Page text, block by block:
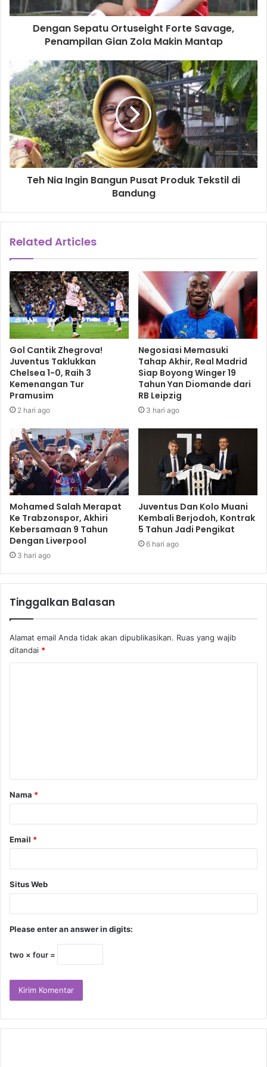
“Masih ada sejumlah opsi lain? Siapa? Setel tv Anda nanti
pada pertandingan.”
Liverpool mengoleksi 13 poin sejauh ini dan duduk di
posisi kedua klasemen sementara Premiership.
fabinho Juergen Klopp van dijk
xavier mascherano
Dengan Sepatu Ortuseight Forte Savage,
Penampilan Gian Zola Makin Mantap
Teh Nia Ingin Bangun Pusat Produk Tekstil di
Bandung
Related Articles
Gol Cantik Zhegrova!
Juventus Taklukkan
Chelsea 1-0, Raih 3
Kemenangan Tur
Pramusim
2 hari ago
Negosiasi Memasuki
Tahap Akhir, Real Madrid
Siap Boyong Winger 19
Tahun Yan Diomande dari
RB Leipzig
3 hari ago
Mohamed Salah Merapat
Ke Trabzonspor, Akhiri
Kebersamaan 9 Tahun
Dengan Liverpool
3 hari ago
Juventus Dan Kolo Muani
Kembali Berjodoh, Kontrak
5 Tahun Jadi Pengikat
6 hari ago
Tinggalkan Balasan
Alamat email Anda tidak akan dipublikasikan. Ruas yang wajib
ditandai *
Nama *
Email *
Situs Web
Please enter an answer in digits:
two × four =